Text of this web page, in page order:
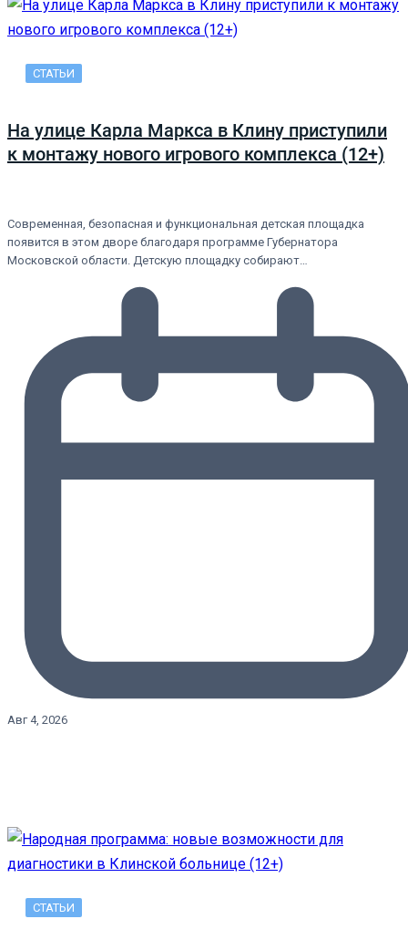
СТАТЬИ
На улице Карла Маркса в Клину приступили
к монтажу нового игрового комплекса (12+)
Современная, безопасная и функциональная детская площадка
появится в этом дворе благодаря программе Губернатора
Московской области. Детскую площадку собирают…
Авг 4, 2026
СТАТЬИ